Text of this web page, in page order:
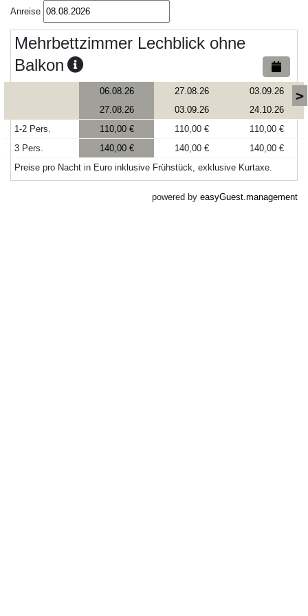
Anreise
Mehrbettzimmer Lechblick ohne
Balkon
>
06.08.26
27.08.26
27.08.26
03.09.26
03.09.26
24.10.26
1-2 Pers.
110,00 € 110,00 €
110,00 €
3 Pers.
140,00 € 140,00 €
140,00 €
Preise pro Nacht in Euro inklusive Frühstück, exklusive Kurtaxe.
powered by easyGuest.management